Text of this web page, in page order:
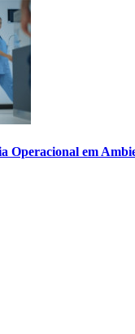
Operacional em